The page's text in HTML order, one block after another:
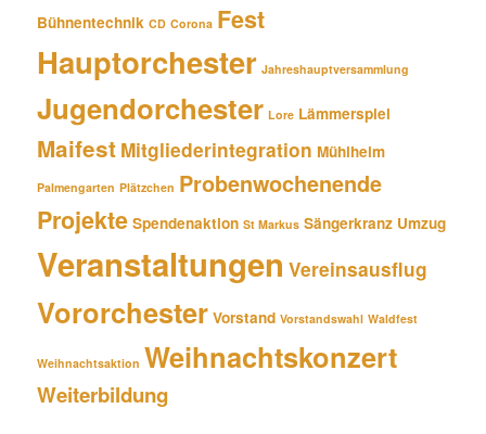
Bühnentechnik CD Corona Fest
Hauptorchester Jahreshauptversammlung
Jugendorchester Lore Lämmerspiel
Maifest Mitgliederintegration Mühlheim
Palmengarten Plätzchen Probenwochenende
Projekte Spendenaktion St Markus Sängerkranz Umzug
Veranstaltungen Vereinsausflug
Vororchester Vorstand Vorstandswahl Waldfest
Weihnachtsaktion Weihnachtskonzert
Weiterbildung